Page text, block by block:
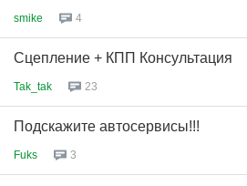
smike 4
Сцепление + КПП Консультация
Tak_tak 23
Подскажите автосервисы!!!
Fuks 3